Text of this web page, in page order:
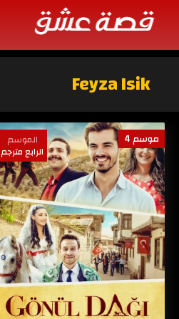
Feyza Isik
موسم 4 الموسم
الرابع مترجم